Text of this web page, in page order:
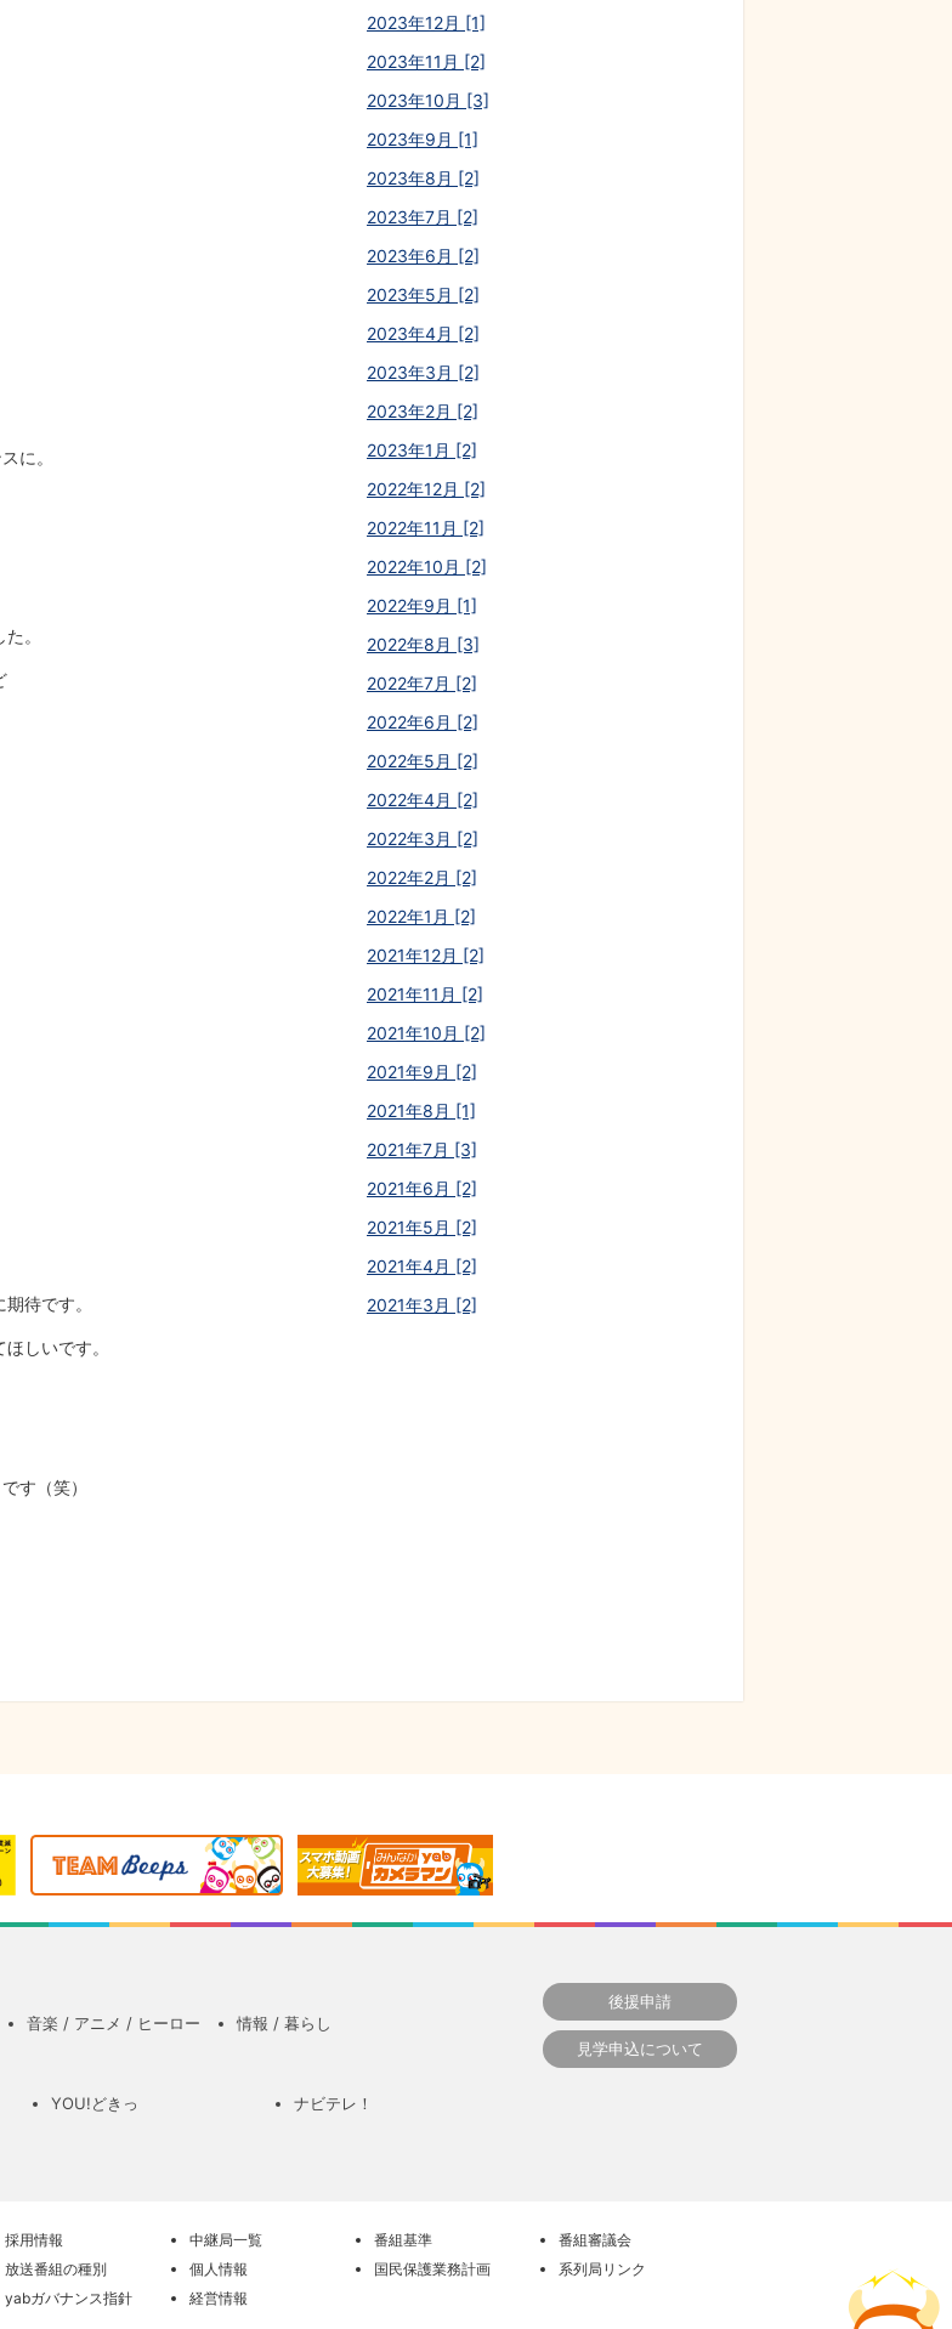
に。
。
待です。
しいです。
です（笑）
2023年12月 [1]
2023年11月 [2]
2023年10月 [3]
2023年9月 [1]
2023年8月 [2]
2023年7月 [2]
2023年6月 [2]
2023年5月 [2]
2023年4月 [2]
2023年3月 [2]
2023年2月 [2]
2023年1月 [2]
2022年12月 [2]
2022年11月 [2]
2022年10月 [2]
2022年9月 [1]
2022年8月 [3]
2022年7月 [2]
2022年6月 [2]
2022年5月 [2]
2022年4月 [2]
2022年3月 [2]
2022年2月 [2]
2022年1月 [2]
2021年12月 [2]
2021年11月 [2]
2021年10月 [2]
2021年9月 [2]
2021年8月 [1]
2021年7月 [3]
2021年6月 [2]
2021年5月 [2]
2021年4月 [2]
2021年3月 [2]
音楽 / アニメ / ヒーロー 情報 / 暮らし
YOU!どきっ
ナビテレ！
後援申請
見学申込について
採用情報 中継局一覧 番組基準
番組審議会
放送番組の種別 個人情報 国民保護業務計画
系列局リンク
yabガバナンス指針 経営情報